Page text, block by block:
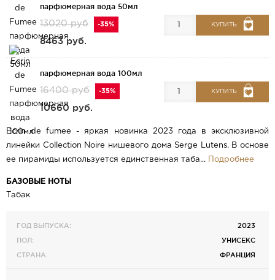
парфюмерная вода 50мл
13020 руб -35%
8463 руб.
КУПИТЬ
парфюмерная вода 100мл
16400 руб -35%
10660 руб.
КУПИТЬ
Ecrin de fumee - яркая новинка 2023 года в эксклюзивной
линейки Collection Noire нишевого дома Serge Lutens. В основе
ее пирамиды используется единственная таба... Подробнее
БАЗОВЫЕ НОТЫ
Табак
ГОД ВЫПУСКА:
2023
ПОЛ:
УНИСЕКС
СТРАНА:
ФРАНЦИЯ